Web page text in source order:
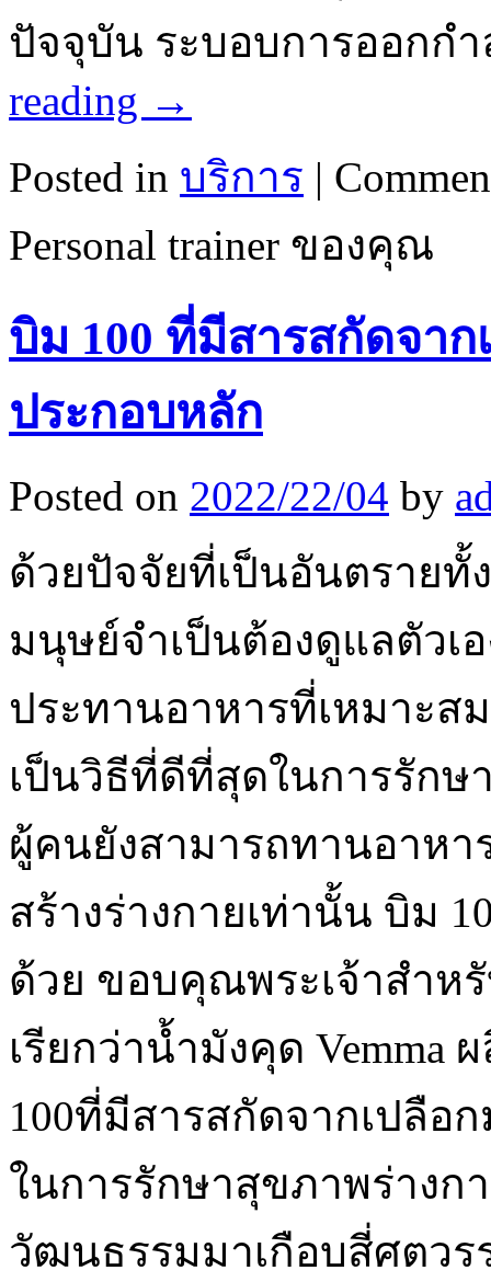
ปัจจุบัน ระบอบการออกก
reading →
Posted in บริการ |
Personal trainer ของคุณ
บิม 100 ที่มีสารสกัดจา
ประกอบหลัก
Posted on 2022/22/04 by
ด้วยปัจจัยที่เป็นอันตรายทั้
มนุษย์จำเป็นต้องดูแลตัวเ
ประทานอาหารที่เหมาะส
เป็นวิธีที่ดีที่สุดในการรักษ
ผู้คนยังสามารถทานอาหา
สร้างร่างกายเท่านั้น บิม
ด้วย ขอบคุณพระเจ้าสำห
เรียกว่าน้ำมังคุด
100ที่มีสารสกัดจากเปลือ
ในการรักษาสุขภาพร่างก
วัฒนธรรมมาเกือบสี่ศตว